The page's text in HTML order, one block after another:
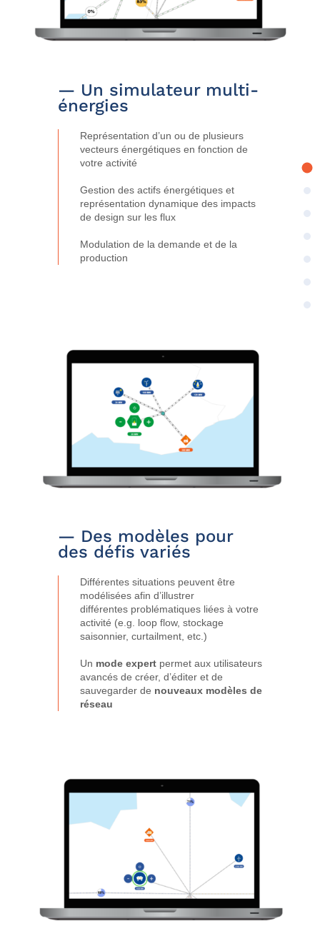
— Un simulateur multi-
énergies
Représentation d’un ou de plusieurs
vecteurs énergétiques en fonction de
votre activité
Gestion des actifs énergétiques et
représentation dynamique des impacts
de design sur les flux
Modulation de la demande et de la
production
— Des modèles pour
des défis variés
Différentes situations peuvent être
modélisées afin d’illustrer
différentes problématiques liées à votre
activité (e.g. loop flow, stockage
saisonnier, curtailment, etc.)
Un mode expertpermet aux utilisateurs
avancés de créer, d’éditer et de
sauvegarder de nouveaux modèles de
réseau